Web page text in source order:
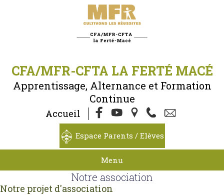
CFA/MFR-CFTA LA FERTÉ MACÉ
Apprentissage, Alternance et Formation
Continue
Accueil
Espace Parents / Elèves
Menu
Notre association
Notre projet d'association